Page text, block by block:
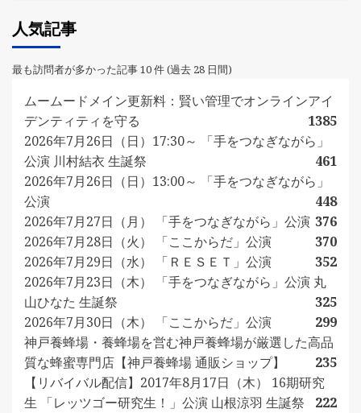
人気記事
最も訪問者が多かった記事 10 件 (過去 28 日間)
ムームードメイン更新料：賢い管理でオンラインアイ
デンティティを守る
1385
2026年7月26日（日）17:30～ 「手をつなぎながら」
公演 川村結衣 生誕祭
461
2026年7月26日（日）13:00～ 「手をつなぎながら」
公演
448
2026年7月27日（月） 「手をつなぎながら」公演 376
2026年7月28日（火） 「ここからだ」公演
370
2026年7月29日（水） 「ＲＥＳＥＴ」公演
352
2026年7月23日（木） 「手をつなぎながら」公演 丸
山ひなた 生誕祭
325
2026年7月30日（木） 「ここからだ」公演
299
神戸養蜂場・養蜂場を営む神戸養蜂場が厳選した高品
質な蜂蜜専門店【神戸養蜂場 通販ショップ】
235
【リバイバル配信】2017年8月17日（木） 16期研究
生 「レッツゴー研究生！」公演 山根涼羽 生誕祭
222